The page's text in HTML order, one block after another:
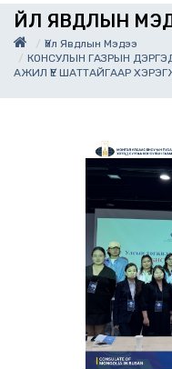
ҮЙЛ ЯВДЛЫН
Үйл Явдлын Мэдээ
КОНСУЛЫН ГАЗРЫН
АЖИЛ ҮЕ ШАТТАЙГААР